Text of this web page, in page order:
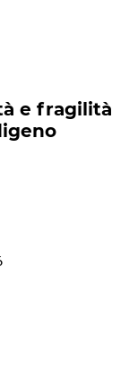
e fragilità